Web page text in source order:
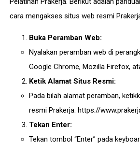
cara mengakses situs web resmi
Buka Peramban Web:
Nyalakan peramban web di
Google Chrome, Mozilla Firefox,
Ketik Alamat Situs Resmi:
Pada bilah alamat peramban,
resmi Prakerja: https://
Tekan Enter:
Tekan tombol “Enter” pada